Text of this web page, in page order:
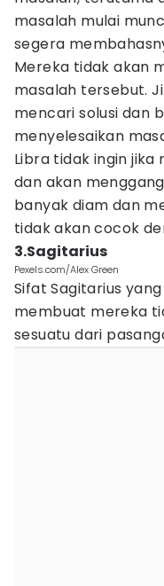
masalah mulai
segera
Mereka tidak akan
masalah tersebut.
mencari solusi dan
menyelesaikan
Libra tidak ingin
dan akan
banyak diam dan
tidak akan cocok
3.Sagitarius
Pexels.com/Alex Green
Sifat Sagitarius
membuat mereka
sesuatu dari